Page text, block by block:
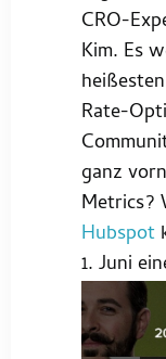
CRO-
Kim. Es
Rate-
ganz
Metrics?
Hubspot
1. Juni